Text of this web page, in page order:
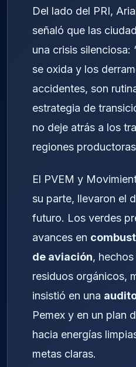
Del lado del PRI,
señaló que las
una crisis silenciosa:
se oxida y los
accidentes, son
estrategia de
no deje atrás a los
regiones
El PVEM y
su parte, llevaron el
futuro. Los verdes
avances en
de aviación,
residuos orgánicos,
insistió en una
Pemex y en un plan
hacia energías
metas claras.